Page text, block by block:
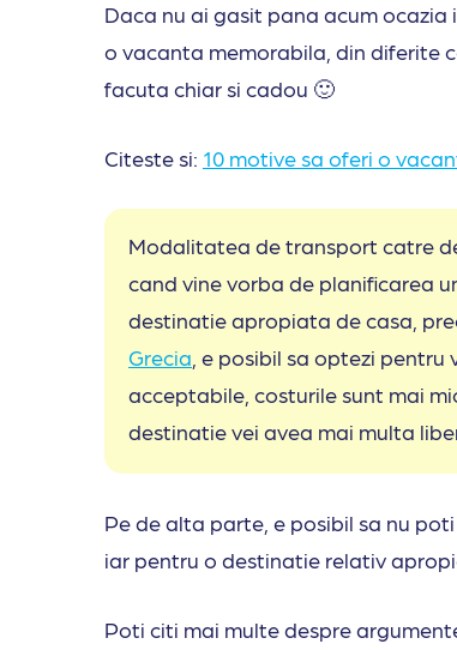
Daca nu ai gasit pana acum
o vacanta memorabila, din diferite
facuta chiar si cadou 🙂
Citeste si: 10 motive sa oferi o
Modalitatea de transport catre
cand vine vorba de planificarea
destinatie apropiata de casa,
Grecia , e posibil sa optezi
acceptabile, costurile sunt mai
destinatie vei avea mai multa
Pe de alta parte, e posibil sa nu
iar pentru o destinatie relativ
Poti citi mai multe despre